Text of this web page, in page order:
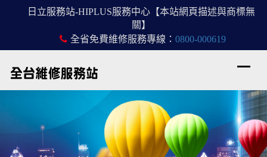
日立服務站-HIPLUS服務中心【本站網頁描述與商標無
關】
全省免費維修服務專線： 0800-000619